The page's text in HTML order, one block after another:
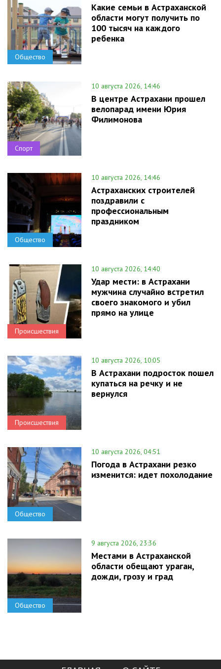
Общество
Какие семьи в Астраханской
области могут получить по
100 тысяч на каждого
ребенка
Спорт
10 августа 2026, 14:46
В центре Астрахани прошел
велопарад имени Юрия
Филимонова
Общество
10 августа 2026, 14:46
Астраханских строителей
поздравили с
профессиональным
праздником
Происшествия
10 августа 2026, 14:40
Удар мести: в Астрахани
мужчина случайно встретил
своего знакомого и убил
прямо на улице
Происшествия
10 августа 2026, 10:05
В Астрахани подросток пошел
купаться на речку и не
вернулся
Общество
10 августа 2026, 04:51
Погода в Астрахани резко
изменится: идет похолодание
Общество
9 августа 2026, 23:36
Местами в Астраханской
области обещают ураган,
дожди, грозу и град